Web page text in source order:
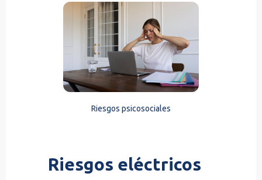
Riesgos psicosociales
Riesgos eléctricos